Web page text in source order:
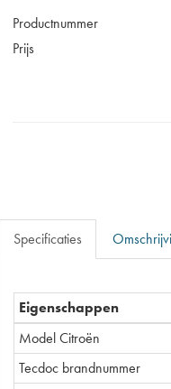
Productnummer
Prijs
Specificaties
Eigenschappen
Model Citroën
Tecdoc brandnummer